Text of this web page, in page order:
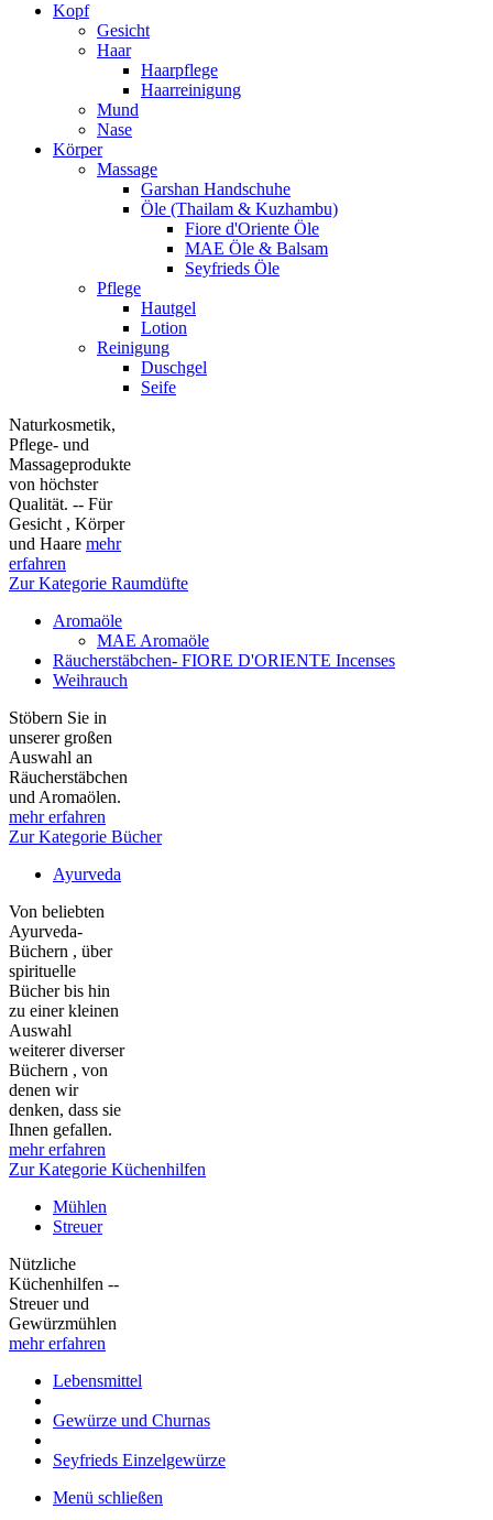
Kopf
Gesicht
Haar
Haarpflege
Haarreinigung
Mund
Nase
Körper
Massage
Garshan Handschuhe
Öle (Thailam & Kuzhambu)
Fiore d'Oriente Öle
MAE Öle & Balsam
Seyfrieds Öle
Pflege
Hautgel
Lotion
Reinigung
Duschgel
Seife
Naturkosmetik,
Pflege- und
Massageprodukte
von höchster
Qualität. -- Für
Gesicht , Körper
und Haare mehr
erfahren
Zur Kategorie Raumdüfte
Aromaöle
MAE Aromaöle
Räucherstäbchen- FIORE D'ORIENTE Incenses
Weihrauch
Stöbern Sie in
unserer großen
Auswahl an
Räucherstäbchen
und Aromaölen.
mehr erfahren
Zur Kategorie Bücher
Ayurveda
Von beliebten
Ayurveda-
Büchern , über
spirituelle
Bücher bis hin
zu einer kleinen
Auswahl
weiterer diverser
Büchern , von
denen wir
denken, dass sie
Ihnen gefallen.
mehr erfahren
Zur Kategorie Küchenhilfen
Mühlen
Streuer
Nützliche
Küchenhilfen --
Streuer und
Gewürzmühlen
mehr erfahren
Lebensmittel
Gewürze und Churnas
Seyfrieds Einzelgewürze
Menü schließen